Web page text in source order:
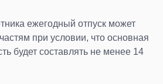
ежегодный отпуск может
при условии, что основная
будет составлять не менее 14